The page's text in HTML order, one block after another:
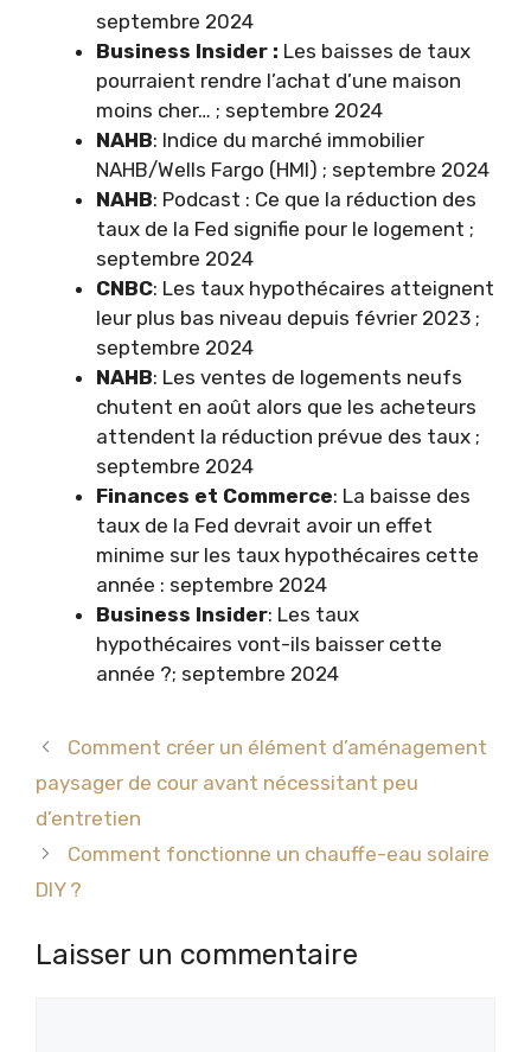
septembre 2024
Business Insider : Les baisses de taux
pourraient rendre l’achat d’une maison
moins cher… ; septembre 2024
NAHB: Indice du marché immobilier
NAHB/Wells Fargo (HMI) ; septembre 2024
NAHB: Podcast : Ce que la réduction des
taux de la Fed signifie pour le logement ;
septembre 2024
CNBC: Les taux hypothécaires atteignent
leur plus bas niveau depuis février 2023 ;
septembre 2024
NAHB: Les ventes de logements neufs
chutent en août alors que les acheteurs
attendent la réduction prévue des taux ;
septembre 2024
Finances et Commerce: La baisse des
taux de la Fed devrait avoir un effet
minime sur les taux hypothécaires cette
année : septembre 2024
Business Insider: Les taux
hypothécaires vont-ils baisser cette
année ?; septembre 2024
Comment créer un élément d’aménagement
paysager de cour avant nécessitant peu
d’entretien
Comment fonctionne un chauffe-eau solaire
DIY ?
Laisser un commentaire